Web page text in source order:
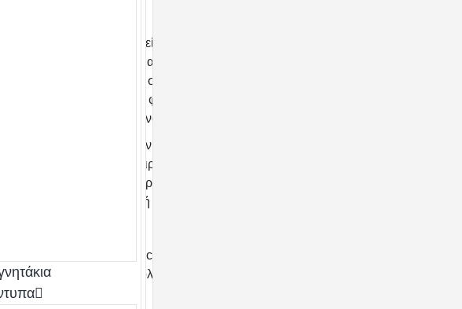
Η JRC Malmo είναι μια ανδρική fleece μπλούζα 280g,
σχεδιασμένη για να προσφέρει ζεστασιά, άνεση και
επαγγελματικό στυλ στην εργασία και την καθημερινότητα. Με
ψηλό γιακά και φερμουάρ, αποτελεί ιδανική λύση για τις κρύες
ημέρες του φθινοπώρου και του χειμώνα.
Κατασκευασμένη από ποιοτικό fleece 280g/m², η JRC Malmo
προσφέρει εξαιρετική θερμομόνωση, απαλή υφή και άνεση
καθ’ όλη τη διάρκεια της ημέρας. Το minimal design της την
καθιστά ιδανική τόσο για εργασία όσο και για casual χρήση.
Microfleece 165g/m²
100% Πολυέστερ